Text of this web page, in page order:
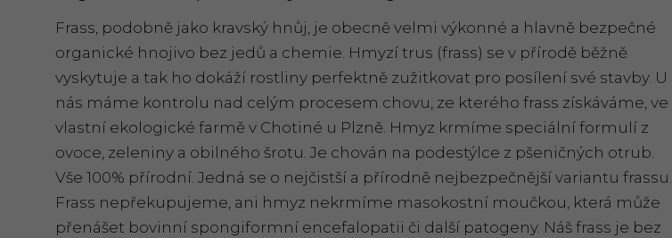
Frass, podobně jako kravský hnůj, je obecně velmi výkonné a hlavně bezpečné
organické hnojivo bez jedů a chemie. Hmyzí trus (frass) se v přírodě běžně
vyskytuje a tak ho dokáží rostliny perfektně zužitkovat pro posílení své stavby. U
nás máme kontrolu nad celým procesem chovu, ze kterého frass získáváme, ve
vlastní ekologické farmě v Chotiné u Plzně. Hmyz krmíme speciální formulí z
ovoce, zeleniny a obilného šrotu. Je chován na podestýlce z pšeničných otrub.
Vše 100% přírodní. Jedná se o nejčistší a přírodně nejbezpečnější variantu frassu.
Frass nepřekupujeme, ani hmyz nekrmíme masokostní moučkou, která může
přenášet bovinní spongiformní encefalopatii či další patogeny. Náš frass je bez